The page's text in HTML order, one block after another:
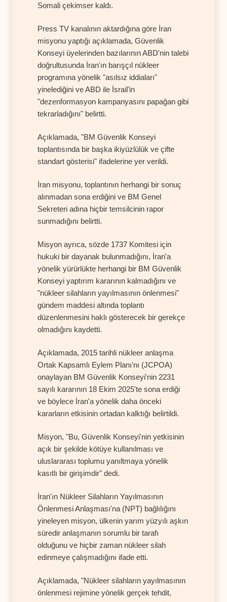
Somali çekimser kaldı.
Press TV kanalının aktardığına göre İran
misyonu yaptığı açıklamada, Güvenlik
Konseyi üyelerinden bazılarının ABD'nin talebi
doğrultusunda İran'ın barışçıl nükleer
programına yönelik "asılsız iddiaları"
yinelediğini ve ABD ile İsrail'in
"dezenformasyon kampanyasını papağan gibi
tekrarladığını" belirtti.
Açıklamada, "BM Güvenlik Konseyi
toplantısında bir başka ikiyüzlülük ve çifte
standart gösterisi" ifadelerine yer verildi.
İran misyonu, toplantının herhangi bir sonuç
alınmadan sona erdiğini ve BM Genel
Sekreteri adına hiçbir temsilcinin rapor
sunmadığını belirtti.
Misyon ayrıca, sözde 1737 Komitesi için
hukuki bir dayanak bulunmadığını, İran'a
yönelik yürürlükte herhangi bir BM Güvenlik
Konseyi yaptırım kararının kalmadığını ve
"nükleer silahların yayılmasının önlenmesi"
gündem maddesi altında toplantı
düzenlenmesini haklı gösterecek bir gerekçe
olmadığını kaydetti.
Açıklamada, 2015 tarihli nükleer anlaşma
Ortak Kapsamlı Eylem Planı'nı (JCPOA)
onaylayan BM Güvenlik Konseyi'nin 2231
sayılı kararının 18 Ekim 2025'te sona erdiği
ve böylece İran'a yönelik daha önceki
kararların etkisinin ortadan kalktığı belirtildi.
Misyon, "Bu, Güvenlik Konseyi'nin yetkisinin
açık bir şekilde kötüye kullanılması ve
uluslararası toplumu yanıltmaya yönelik
kasıtlı bir girişimdir" dedi.
İran'ın Nükleer Silahların Yayılmasının
Önlenmesi Anlaşması'na (NPT) bağlılığını
yineleyen misyon, ülkenin yarım yüzyılı aşkın
süredir anlaşmanın sorumlu bir tarafı
olduğunu ve hiçbir zaman nükleer silah
edinmeye çalışmadığını ifade etti.
Açıklamada, "Nükleer silahların yayılmasının
önlenmesi rejimine yönelik gerçek tehdit,